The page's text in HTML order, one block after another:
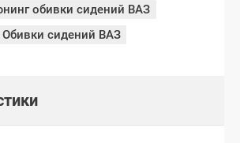
обивки сидений ВАЗ
Обивки сидений ВАЗ